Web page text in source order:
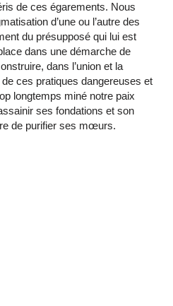
de ces égarements. Nous
d’une ou l’autre des
du présupposé qui lui est
dans une démarche de
dans l’union et la
ces pratiques dangereuses et
longtemps miné notre paix
ses fondations et son
de purifier ses mœurs.